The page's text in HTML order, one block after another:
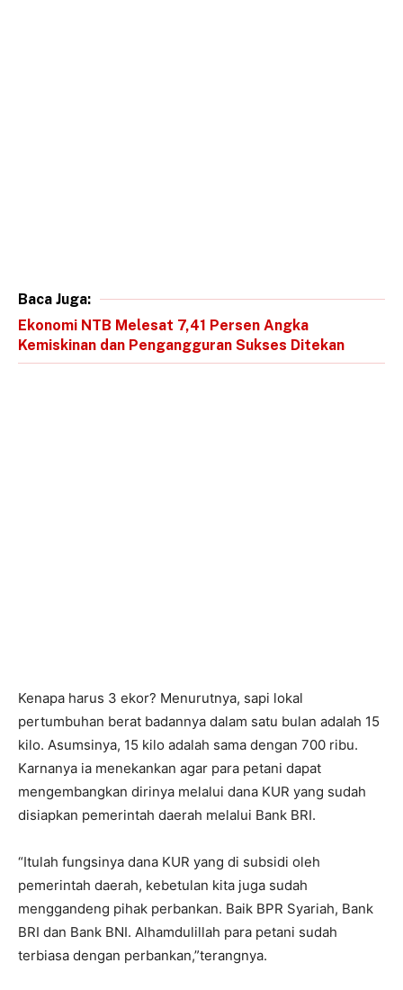
Baca Juga:
Ekonomi NTB Melesat 7,41 Persen Angka
Kemiskinan dan Pengangguran Sukses Ditekan
Kenapa harus 3 ekor? Menurutnya, sapi lokal
pertumbuhan berat badannya dalam satu bulan adalah 15
kilo. Asumsinya, 15 kilo adalah sama dengan 700 ribu.
Karnanya ia menekankan agar para petani dapat
mengembangkan dirinya melalui dana KUR yang sudah
disiapkan pemerintah daerah melalui Bank BRI.
“Itulah fungsinya dana KUR yang di subsidi oleh
pemerintah daerah, kebetulan kita juga sudah
menggandeng pihak perbankan. Baik BPR Syariah, Bank
BRI dan Bank BNI. Alhamdulillah para petani sudah
terbiasa dengan perbankan,”terangnya.